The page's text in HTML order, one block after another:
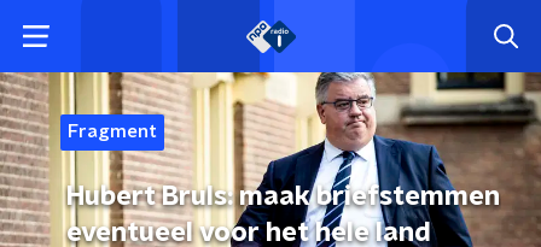
Fragment
Hubert Bruls: maak briefstemmen
eventueel voor het hele land